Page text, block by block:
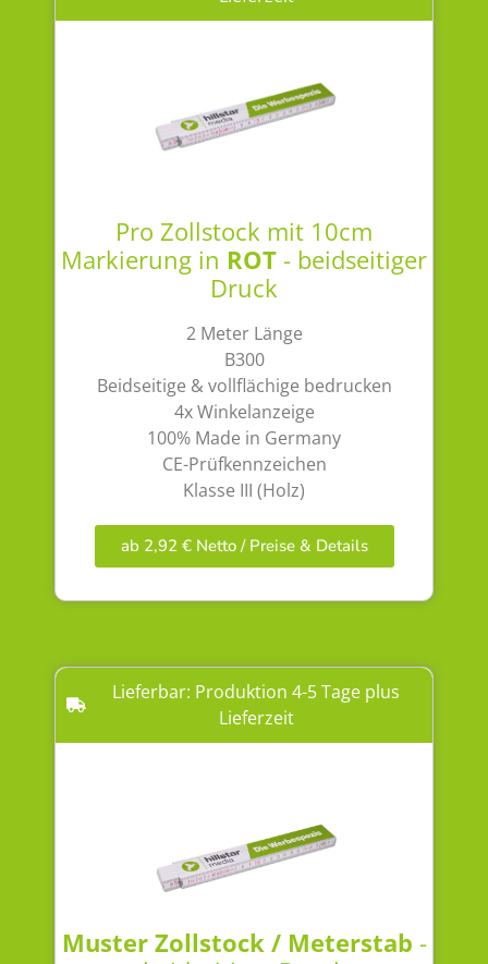
Pro Zollstock mit 10cm
Markierung in ROT- beidseitiger
Druck
2 Meter Länge
B300
Beidseitige & vollflächige bedrucken
4x Winkelanzeige
100% Made in Germany
CE-Prüfkennzeichen
Klasse III (Holz)
ab 2,92 € Netto / Preise & Details
Lieferbar: Produktion 4-5 Tage plus
Lieferzeit
Muster Zollstock / Meterstab -